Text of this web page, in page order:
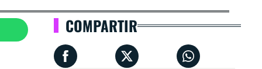
COMPARTIR